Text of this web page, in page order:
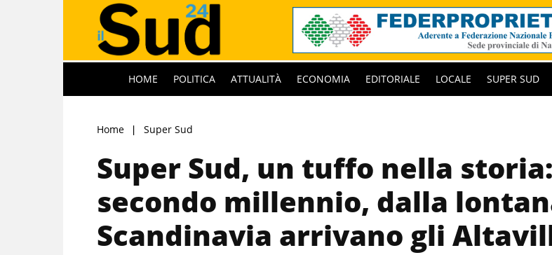
HOME POLITICA ATTUALITÀ ECONOMIA EDITORIALE LOCALE SUPER SUD
Home Super Sud
Super Sud, un tuffo nella storia:
secondo millennio, dalla
Scandinavia arrivano gli